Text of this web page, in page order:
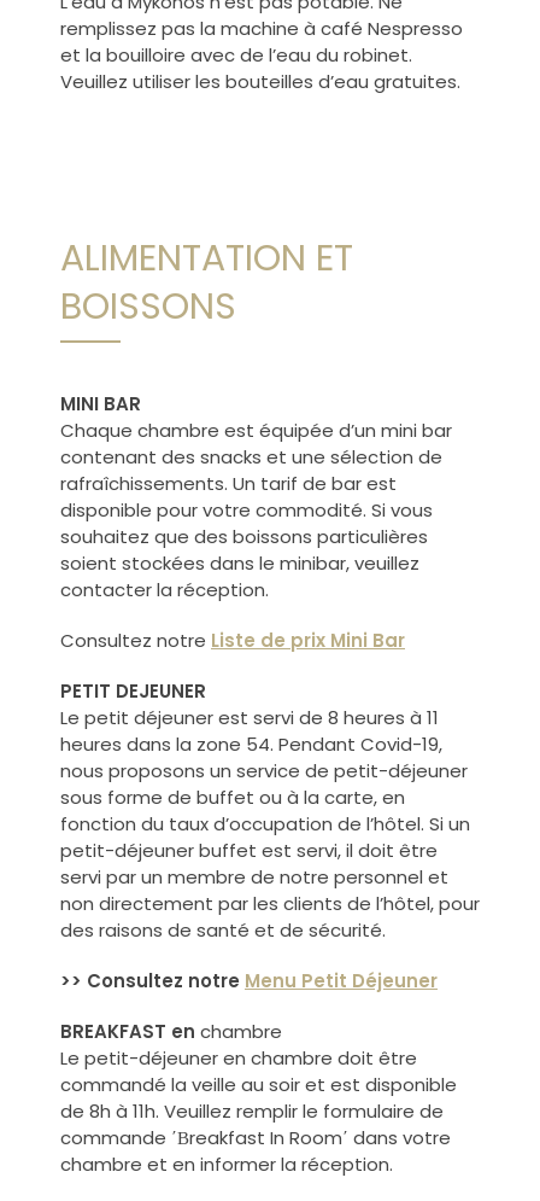
remplissez pas la machine à café Nespresso
et la bouilloire avec de l’eau du robinet.
Veuillez utiliser les bouteilles d’eau gratuites.
ALIMENTATION ET
BOISSONS
MINI BAR
Chaque chambre est équipée d’un mini bar
contenant des snacks et une sélection de
rafraîchissements. Un tarif de bar est
disponible pour votre commodité. Si vous
souhaitez que des boissons particulières
soient stockées dans le minibar, veuillez
contacter la réception.
Consultez notre Liste de prix Mini Bar
PETIT DEJEUNER
Le petit déjeuner est servi de 8 heures à 11
heures dans la zone 54. Pendant Covid-19,
nous proposons un service de petit-déjeuner
sous forme de buffet ou à la carte, en
fonction du taux d’occupation de l’hôtel. Si un
petit-déjeuner buffet est servi, il doit être
servi par un membre de notre personnel et
non directement par les clients de l’hôtel, pour
des raisons de santé et de sécurité.
>> Consultez notre Menu Petit Déjeuner
BREAKFAST en chambre
Le petit-déjeuner en chambre doit être
commandé la veille au soir et est disponible
de 8h à 11h. Veuillez remplir le formulaire de
commande ΄Βreakfast In Room΄ dans votre
chambre et en informer la réception.